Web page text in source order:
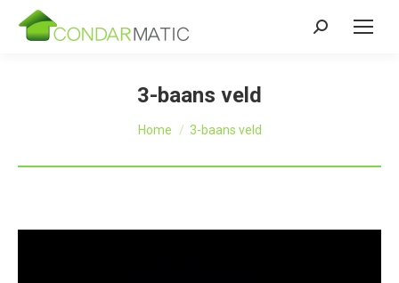
Zoeken:
3-baans veld
Je bent hier:
Home 3-baans veld